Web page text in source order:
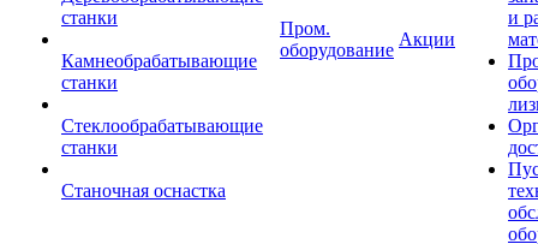
станки
Камнеобрабатывающие
станки
Стеклообрабатывающие
станки
Станочная оснастка
Пром.
оборудование
Акции
и